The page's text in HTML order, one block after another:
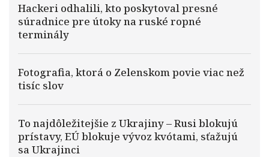
Hackeri odhalili, kto poskytoval presné
súradnice pre útoky na ruské ropné
terminály
Fotografia, ktorá o Zelenskom povie viac než
tisíc slov
To najdôležitejšie z Ukrajiny – Rusi blokujú
prístavy, EÚ blokuje vývoz kvótami, sťažujú
sa Ukrajinci